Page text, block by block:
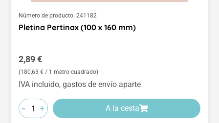
Número de producto: 241182
Pletina Pertinax (100 x 160 mm)
Precio normal:
2,89 €
(180,63 € / 1 metro cuadrado)
IVA incluido, gastos de envío aparte
- + A la cesta